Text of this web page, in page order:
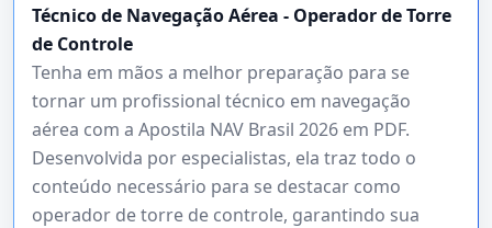
Técnico de Navegação Aérea - Operador de Torre
de Controle
Tenha em mãos a melhor preparação para se
tornar um profissional técnico em navegação
aérea com a Apostila NAV Brasil 2026 em PDF.
Desenvolvida por especialistas, ela traz todo o
conteúdo necessário para se destacar como
operador de torre de controle, garantindo sua